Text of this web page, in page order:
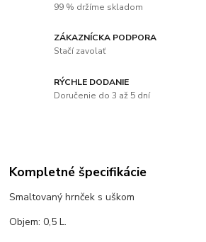
99 % držíme skladom
ZÁKAZNÍCKA PODPORA
Stačí zavolať
RÝCHLE DODANIE
Doručenie do 3 až 5 dní
Kompletné špecifikácie
Smaltovaný hrnček s uškom
Objem: 0,5 L.